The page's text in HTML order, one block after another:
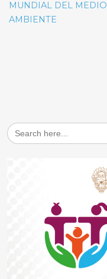
MUNDIAL DEL MEDIO
AMBIENTE
Search
for: